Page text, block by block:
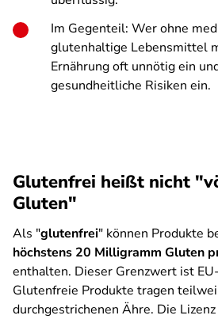
Im Gegenteil: Wer ohne
glutenhaltige Lebensmittel
Ernährung oft unnötig ein
gesundheitliche Risiken ein.
Glutenfrei heißt nicht
Gluten"
Als "glutenfrei" können Produkte
höchstens 20 Milligramm Gluten
enthalten. Dieser Grenzwert ist
Glutenfreie Produkte tragen
durchgestrichenen Ähre. Die